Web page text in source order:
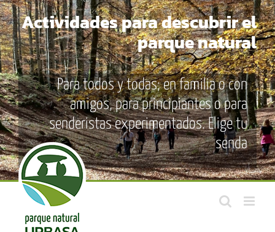
Saltar
al
contenido
Actividades para descubrir el
parque natural
Para todos y todas; en familia o con
amigos, para principiantes o para
senderistas experimentados. Elige tu
senda